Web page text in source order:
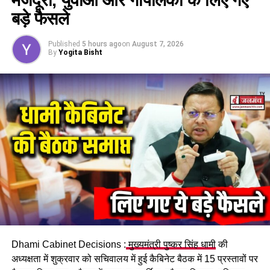
UP NEXT
मसूरी में मलबा गिरने से कार खाई में गिरी, 20 यात्रियों से भरी बस
फंसी, मौके पर पहुंचे SDM ने संभाला मोर्चा
DON'T MISS
नैनीताल में अगर बजाया हॉर्न तो लगेगा जुर्माना, नियम तोड़ने पर होगा
सख्त एक्शन, जानें क्यों ?
बड़े फैसले
Published 5 hours agoon August 7, 2026
By Yogita Bisht
Dhami Cabinet Decisions : मुख्यमंत्री पुष्कर सिंह धामीकी
अध्यक्षता में शुक्रवार को सचिवालय में हुई कैबिनेट बैठक में 15 प्रस्तावों पर